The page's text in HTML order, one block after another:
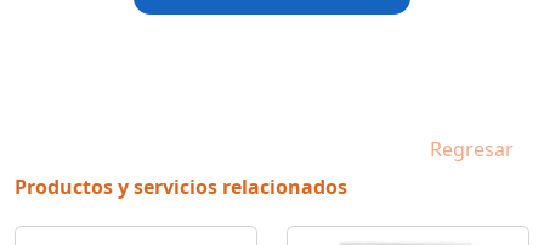
Regresar
Productos y servicios relacionados